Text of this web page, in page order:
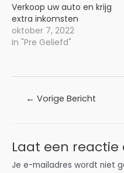
Verkoop uw auto en krijg
extra inkomsten
oktober 7, 2022
In "Pre Geliefd"
Bericht
← Vorige Bericht
Laat een
Je e-mailadres wordt niet